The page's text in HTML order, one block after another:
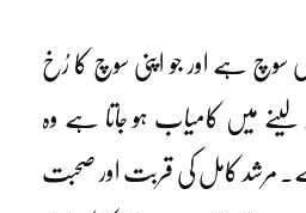
سوچ ہے اور جو اپنی سوچ کا رُخ
میں کامیاب ہو جاتا ہے وہ
ہے۔ مرشد کامل کی قربت اور صحبت